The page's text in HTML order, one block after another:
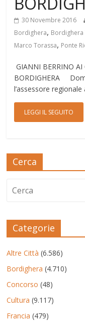
30 Novembre 2016
Bordighera, Bordighera
Marco Torassa, Ponte
GIANNI BERRINO AI
BORDIGHERA
l’assessore
LEGGI IL SEGUITO
Cerca
Categorie
Altre Città (6.586)
Bordighera (4.710)
Concorso (48)
Cultura (9.117)
Francia (479)